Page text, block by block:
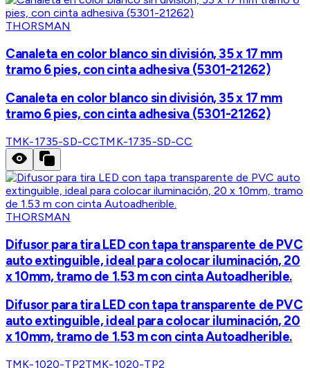
THORSMAN
Canaleta en color blanco sin división, 35 x 17 mm
tramo 6 pies, con cinta adhesiva (5301-21262)
Canaleta en color blanco sin división, 35 x 17 mm
tramo 6 pies, con cinta adhesiva (5301-21262)
TMK-1735-SD-CCTMK-1735-SD-CC
THORSMAN
Difusor para tira LED con tapa transparente de PVC
auto extinguible, ideal para colocar iluminación, 20
x 10mm, tramo de 1.53 m con cinta Autoadherible.
Difusor para tira LED con tapa transparente de PVC
auto extinguible, ideal para colocar iluminación, 20
x 10mm, tramo de 1.53 m con cinta Autoadherible.
TMK-1020-TP2TMK-1020-TP2